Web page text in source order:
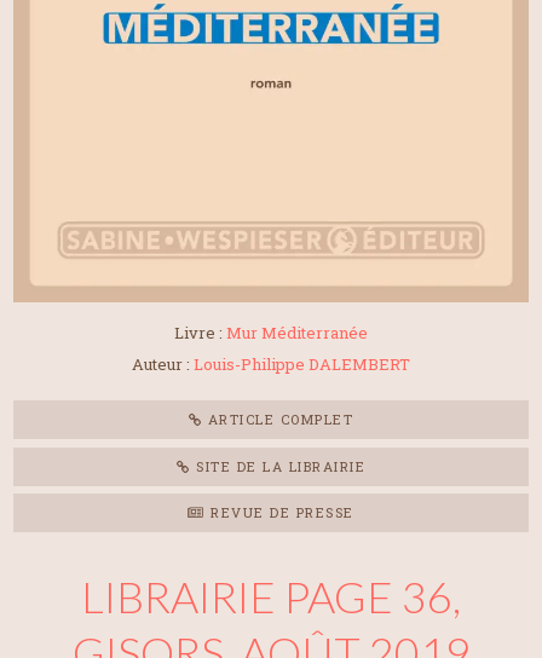
Livre : Mur Méditerranée
Auteur : Louis-Philippe DALEMBERT
ARTICLE COMPLET
SITE DE LA LIBRAIRIE
REVUE DE PRESSE
LIBRAIRIE PAGE 36,